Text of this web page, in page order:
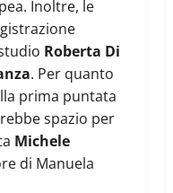
Inoltre, le
Roberta Di
. Per quanto
prima puntata
spazio per
Michele
di Manuela